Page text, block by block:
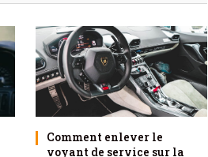
Comment enlever le
voyant de service sur la